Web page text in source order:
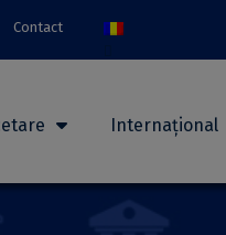
Contact
Internațional